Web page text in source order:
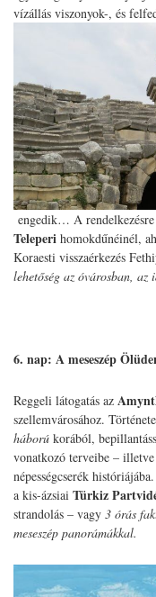
vízállás viszonyok-, és
engedik… A
Teleperi homokdűnéinél,
Koraesti visszaérkezés
lehetőség az óvárosban, az
6. nap: A meseszép
Reggeli látogatás az
szellemvárosához.
háború korából,
vonatkozó terveibe –
népességcserék
a kis-ázsiai Türkiz
strandolás – vagy 3 órás
meseszép panorámákkal.